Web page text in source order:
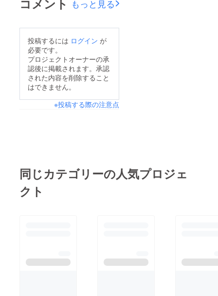
コメント もっと見る
投稿するには ログイン が
必要です。
プロジェクトオーナーの承
認後に掲載されます。承認
された内容を削除すること
はできません。
※投稿する際の注意点
同じカテゴリーの人気プロジェ
クト